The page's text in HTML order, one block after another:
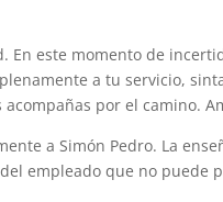
En este momento de
a tu servicio,
por el camino.
a Simón Pedro. La
empleado que no puede